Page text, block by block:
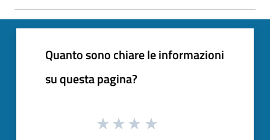
Quanto sono chiare le informazioni
su questa pagina?